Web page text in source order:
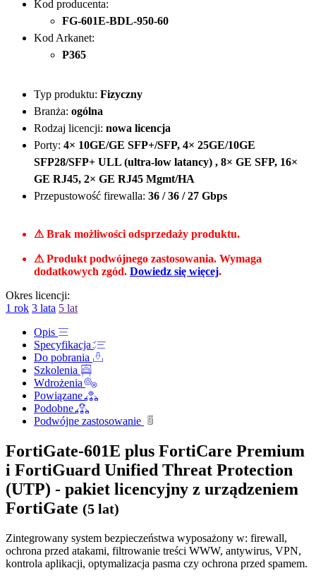
Kod producenta:
FG-601E-BDL-950-60
Kod Arkanet:
P365
Typ produktu: Fizyczny
Branża: ogólna
Rodzaj licencji: nowa licencja
Porty: 4× 10GE/GE SFP+/SFP, 4× 25GE/10GE
SFP28/SFP+ ULL (ultra-low latancy) , 8× GE SFP, 16×
GE RJ45, 2× GE RJ45 Mgmt/HA
Przepustowość firewalla: 36 / 36 / 27 Gbps
⚠ Brak możliwości odsprzedaży produktu.
⚠ Produkt podwójnego zastosowania. Wymaga
dodatkowych zgód. Dowiedz się więcej.
Okres licencji:
1 rok 3 lata 5 lat
Opis
Specyfikacja
Do pobrania
Szkolenia
Wdrożenia
Powiązane
Podobne
Podwójne zastosowanie
FortiGate-601E plus FortiCare Premium
i FortiGuard Unified Threat Protection
(UTP) - pakiet licencyjny z urządzeniem
FortiGate (5 lat)
Zintegrowany system bezpieczeństwa wyposażony w: firewall,
ochrona przed atakami, filtrowanie treści WWW, antywirus, VPN,
kontrola aplikacji, optymalizacja pasma czy ochrona przed spamem.